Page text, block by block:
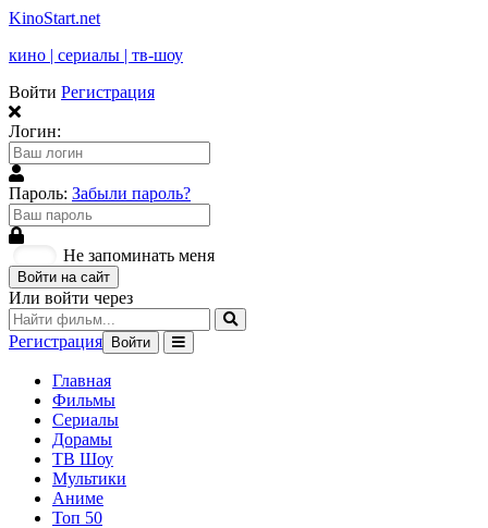
KinoStart.net
кино | сериалы | тв-шоу
Войти Регистрация
Логин:
Пароль: Забыли пароль?
Не запоминать меня
Войти на сайт
Или войти через
Регистрация Войти
Главная
Фильмы
Сериалы
Дорамы
ТВ Шоу
Мультики
Аниме
Топ 50